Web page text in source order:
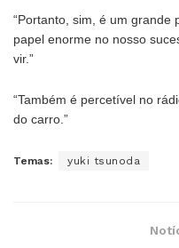
“Portanto, sim, é um grande
papel enorme no nosso
vir.”
“Também é percetível no
do carro.”
Temas: yuki tsunoda